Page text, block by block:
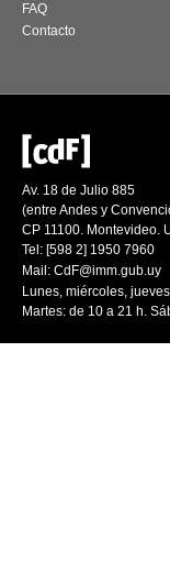
FAQ
Contacto
Av. 18 de Julio 885
(entre Andes y
CP 11100. Montevideo.
Tel: [598 2] 1950 7960
Mail: CdF@imm.gub.uy
Lunes, miércoles,
Martes: de 10 a 21 h.